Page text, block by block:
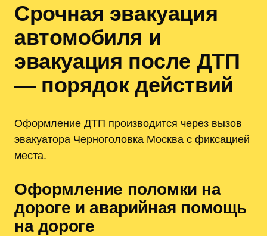
Срочная эвакуация
автомобиля и
эвакуация после ДТП
— порядок действий
Оформление ДТП производится через вызов
эвакуатора Черноголовка Москва с фиксацией
места.
Оформление поломки на
дороге и аварийная помощь
на дороге